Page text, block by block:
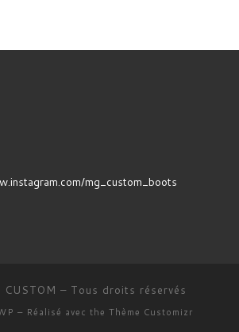
mg_custom_boots
CUSTOM – Tous droits réservés
– Réalisé avec the Thème Customizr